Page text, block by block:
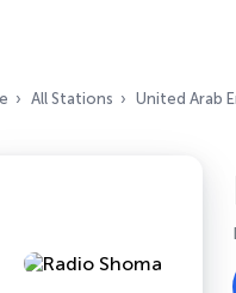
All Stations United Arab